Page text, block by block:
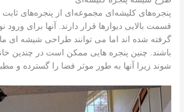
پنجره‌های کلیشه‌ای مجموعه‌ای از پنجره‌های ثابت
قسمت بالایی دیوارها قرار دارند. آنها برای ورود
گرفته شده اند اما می توانند طراحی شیشه ای
باشند. چنین پنجره هایی ممکن است در چندین
شوند زیرا آنها به طور موثر فضا را گسترده و